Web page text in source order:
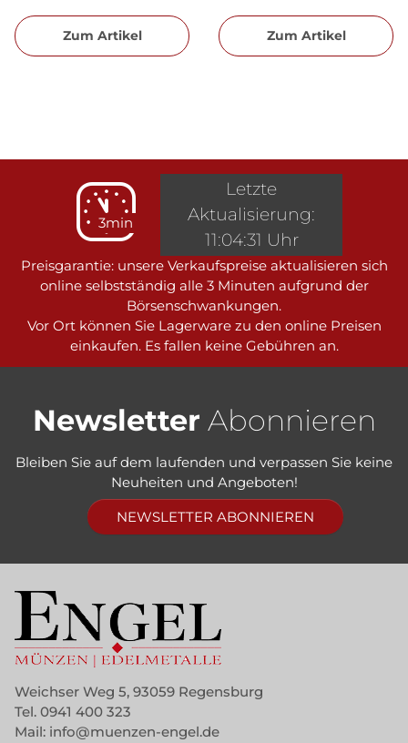
Zum Artikel Zum Artikel
3min
Preisgarantie: unsere Verkaufspreise aktualisieren sich
online selbstständig alle 3 Minuten aufgrund der
Börsenschwankungen.
Vor Ort können Sie Lagerware zu den online Preisen
einkaufen. Es fallen keine Gebühren an.
Letzte
Aktualisierung:
11:04:31 Uhr
Newsletter Abonnieren
Bleiben Sie auf dem laufenden und verpassen Sie keine
Neuheiten und Angeboten!
NEWSLETTER ABONNIEREN
Weichser Weg 5, 93059 Regensburg
Tel. 0941 400 323
Mail: info@muenzen-engel.de